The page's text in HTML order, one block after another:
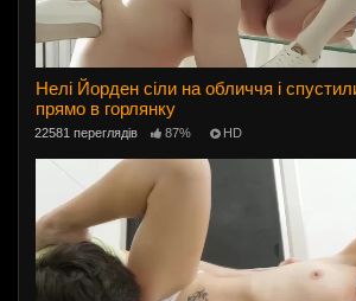
Нелі Йорден сіли на обличчя і
прямо в горлянку
22581 переглядів 87% HD